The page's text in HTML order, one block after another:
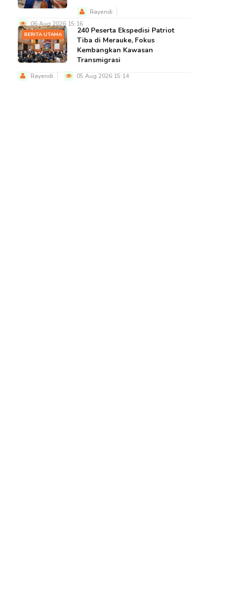
Rayendi
06 Aug 2026 15:16
BERITA UTAMA
240 Peserta Ekspedisi Patriot
Tiba di Merauke, Fokus
Kembangkan Kawasan
Transmigrasi
Rayendi 05 Aug 2026 15:14